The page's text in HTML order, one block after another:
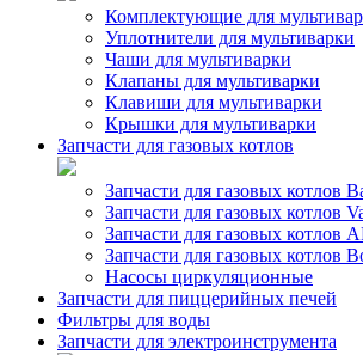
Комплектующие для
Уплотнители для мультиварки
Чаши для мультиварки
Клапаны для мультиварки
Клавиши для мультиварки
Крышки для мультиварки
Запчасти для газовых котлов
Запчасти для газовых котлов
Запчасти для газовых котлов
Запчасти для газовых котлов
Запчасти для газовых котлов
Насосы циркуляционные
Запчасти для пиццерийных печей
Фильтры для воды
Запчасти для электроинструмента